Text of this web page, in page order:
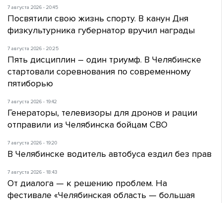
7 августа 2026 - 20:45
Посвятили свою жизнь спорту. В канун Дня
физкультурника губернатор вручил награды
7 августа 2026 - 20:25
Пять дисциплин – один триумф. В Челябинске
стартовали соревнования по современному
пятиборью
7 августа 2026 - 19:42
Генераторы, телевизоры для дронов и рации
отправили из Челябинска бойцам СВО
7 августа 2026 - 19:20
В Челябинске водитель автобуса ездил без прав
7 августа 2026 - 18:43
От диалога — к решению проблем. На
фестивале «Челябинская область — большая